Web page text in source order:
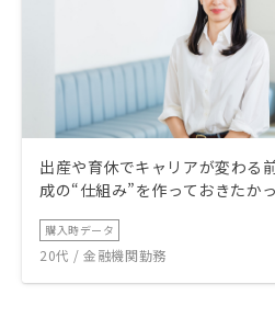
出産や育休でキャリアが変わる
成の“仕組み”を作っておきたかっ
購入時データ
20代 / 金融機関勤務